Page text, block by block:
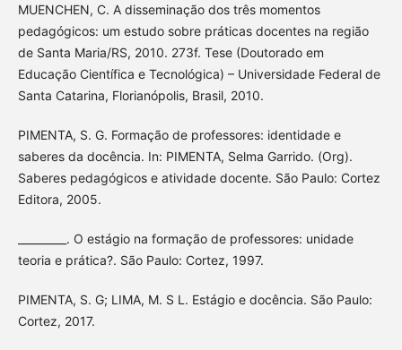
MUENCHEN, C. A disseminação dos três momentos
pedagógicos: um estudo sobre práticas docentes na região
de Santa Maria/RS, 2010. 273f. Tese (Doutorado em
Educação Científica e Tecnológica) – Universidade Federal de
Santa Catarina, Florianópolis, Brasil, 2010.
PIMENTA, S. G. Formação de professores: identidade e
saberes da docência. In: PIMENTA, Selma Garrido. (Org).
Saberes pedagógicos e atividade docente. São Paulo: Cortez
Editora, 2005.
_________. O estágio na formação de professores: unidade
teoria e prática?. São Paulo: Cortez, 1997.
PIMENTA, S. G; LIMA, M. S L. Estágio e docência. São Paulo:
Cortez, 2017.